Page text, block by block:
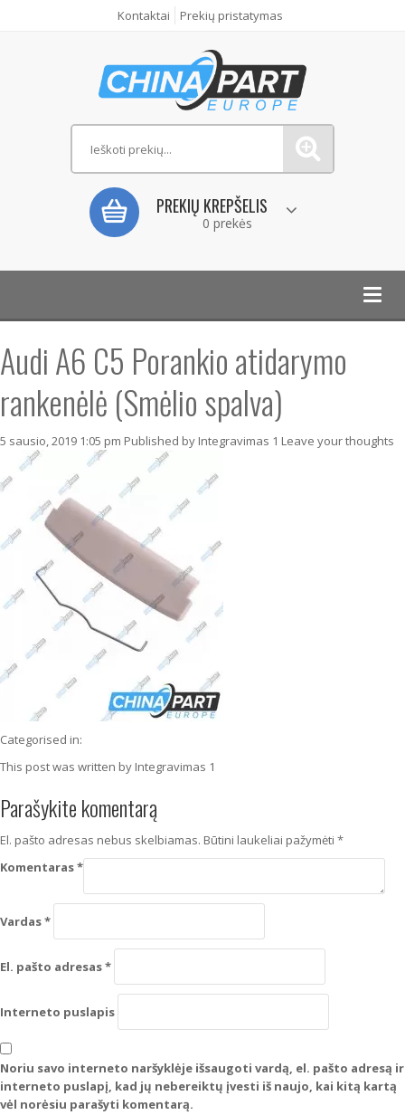
Kontaktai Prekių pristatymas
PREKIŲ KREPŠELIS
0 prekės
Audi A6 C5 Porankio atidarymo
rankenėlė (Smėlio spalva)
5 sausio, 2019 1:05 pm Published by Integravimas 1 Leave your thoughts
Categorised in:
This post was written by Integravimas 1
Parašykite komentarą
El. pašto adresas nebus skelbiamas. Būtini laukeliai pažymėti *
Komentaras*
Vardas*
El. pašto adresas*
Interneto puslapis
Noriu savo interneto naršyklėje išsaugoti vardą, el. pašto adresą ir
interneto puslapį, kad jų nebereiktų įvesti iš naujo, kai kitą kartą
vėl norėsiu parašyti komentarą.